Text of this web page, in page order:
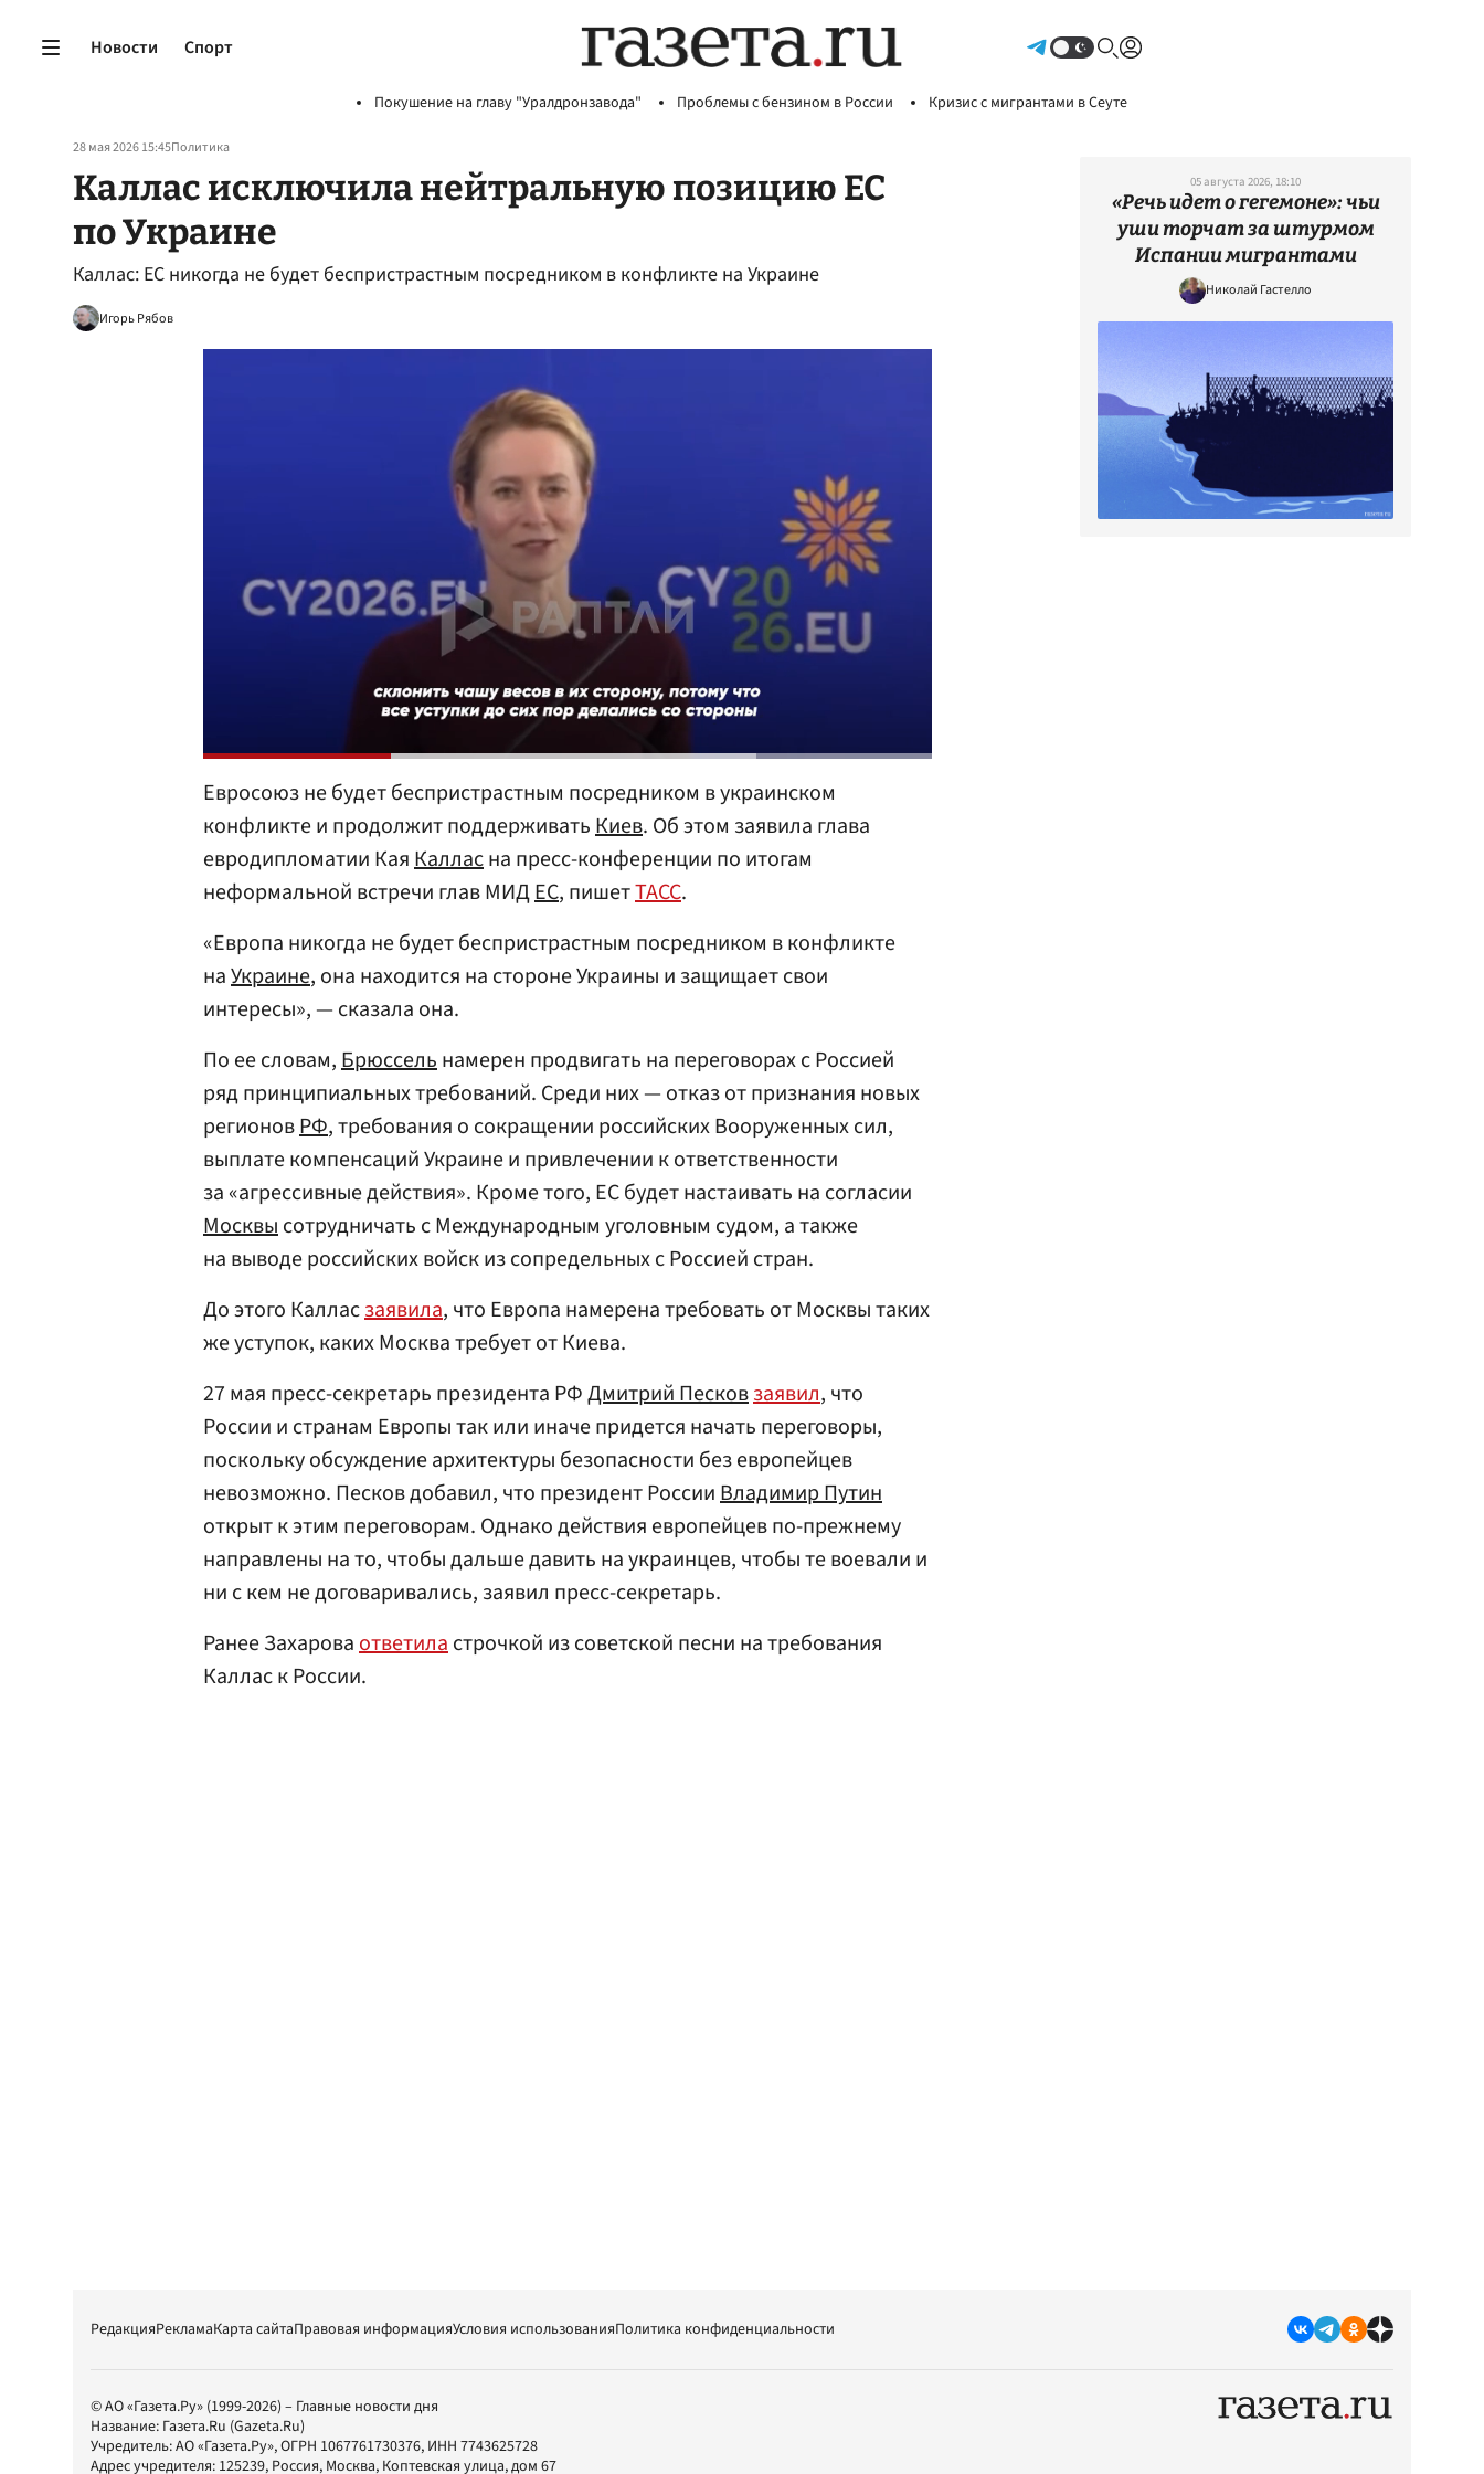
Новости Спорт
Покушение на главу "Уралдронзавода" Проблемы с бензином в России Кризис с мигрантами в Сеуте
28 мая 2026 15:45Политика
Каллас исключила нейтральную позицию ЕС
по Украине
Каллас: ЕС никогда не будет беспристрастным посредником в конфликте на Украине
Игорь Рябов
Евросоюз не будет беспристрастным посредником в украинском
конфликте и продолжит поддерживатьКиев. Об этом заявила глава
евродипломатии КаяКалласна пресс-конференции по итогам
неформальной встречи глав МИДЕС, пишетТАСС.
«Европа никогда не будет беспристрастным посредником в конфликте
наУкраине, она находится на стороне Украины и защищает свои
интересы», — сказала она.
По ее словам,Брюссельнамерен продвигать на переговорах с Россией
ряд принципиальных требований. Среди них — отказ от признания новых
регионовРФ, требования о сокращении российских Вооруженных сил,
выплате компенсаций Украине и привлечении к ответственности
за «агрессивные действия». Кроме того, ЕС будет настаивать на согласии
Москвысотрудничать с Международным уголовным судом, а также
на выводе российских войск из сопредельных с Россией стран.
До этого Калласзаявила, что Европа намерена требовать от Москвы таких
же уступок, каких Москва требует от Киева.
27 мая пресс-секретарь президента РФДмитрий Песковзаявил, что
России и странам Европы так или иначе придется начать переговоры,
поскольку обсуждение архитектуры безопасности без европейцев
невозможно. Песков добавил, что президент РоссииВладимир Путин
открыт к этим переговорам. Однако действия европейцев по-прежнему
направлены на то, чтобы дальше давить на украинцев, чтобы те воевали и
ни с кем не договаривались, заявил пресс-секретарь.
Ранее Захароваответиластрочкой из советской песни на требования
Каллас к России.
05 августа 2026, 18:10
«Речь идет о гегемоне»: чьи
уши торчат за штурмом
Испании мигрантами
Николай Гастелло
РедакцияРекламаКарта сайтаПравовая информацияУсловия использованияПолитика конфиденциальности
© АО «Газета.Ру» (1999-2026) – Главные новости дня
Название: Газета.Ru (Gazeta.Ru)
Учредитель:АО «Газета.Ру», ОГРН 1067761730376, ИНН 7743625728
Адрес учредителя: 125239, Россия, Москва, Коптевская улица, дом 67